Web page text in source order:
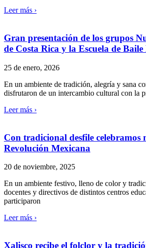
Leer más ›
Gran presentación de los grupos
de Costa Rica y la Escuela de
25 de enero, 2026
En un ambiente de tradición, alegría y sana
disfrutaron de un intercambio cultural con la
Leer más ›
Con tradicional desfile celebramos
Revolución Mexicana
20 de noviembre, 2025
En un ambiente festivo, lleno de color y
docentes y directivos de distintos centros
participaron
Leer más ›
Xalisco recibe el folclor y la